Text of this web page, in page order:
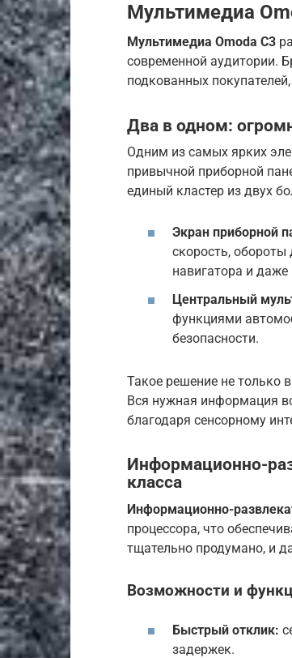
Мультимедиа
Мультимедиа Omoda C3
современной аудитории.
подкованных
Два в одном:
Одним из самых ярких
привычной приборной
единый кластер из двух
Экран приборной
скорость,
навигатора и
Центральный
функциями
безопасности.
Такое решение не только
Вся нужная информация
благодаря сенсорному
Информационно-
класса
Информационно-
процессора, что
тщательно продумано, и
Возможности и
Быстрый отклик:
задержек.